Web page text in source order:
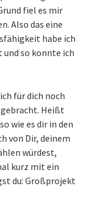
fiel es mir
Also das eine
habe ich
so konnte ich
für dich noch
Heißt
wie es dir in den
von Dir, deinem
würdest,
kurz mit ein
du: Großprojekt